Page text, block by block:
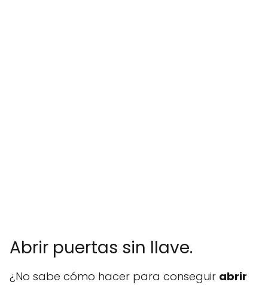
Abrir puertas sin llave.
¿No sabe cómo hacer para conseguir abrir